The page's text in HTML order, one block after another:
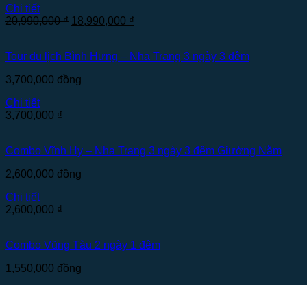
Chi tiết
20,990,000₫ 18,990,000 ₫
Tour du lịch Bình Hưng – Nha Trang 3 ngày 3 đêm
3,700,000 đồng
Chi tiết
3,700,000 ₫
Combo Vĩnh Hy – Nha Trang 3 ngày 3 đêm Giường Nằm
2,600,000 đồng
Chi tiết
2,600,000 ₫
Combo Vũng Tàu 2 ngày 1 đêm
1,550,000 đồng